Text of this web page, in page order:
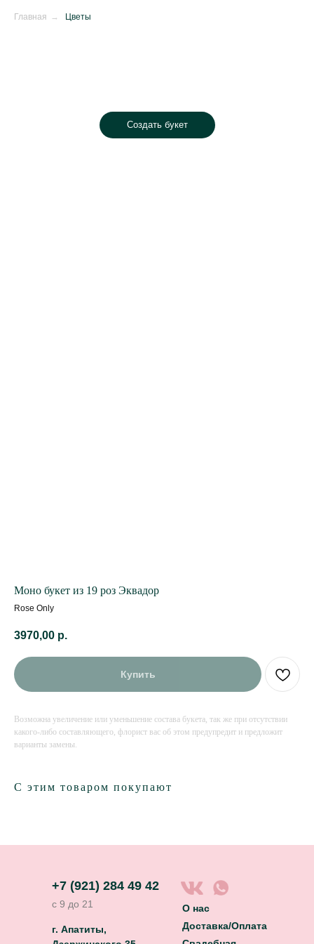
Главная → Цветы
Создать букет
Моно букет из 19 роз Эквадор
Rose Only
3970,00 р.
Купить
Возможна увеличение или уменьшение состава букета, так же при отсутствии
какого-либо составляющего, флорист вас об этом предупредит и предложит
варианты замены.
С этим товаром покупают
+7 (921) 284 49 42
с 9 до 21
г. Апатиты,
О нас
Доставка/Оплата